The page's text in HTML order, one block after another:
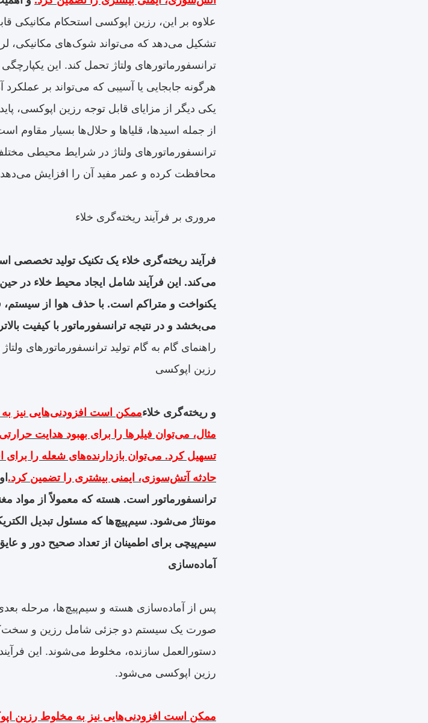
علاوه بر این، رزین اپوکسی استحکام مکانیکی
تشکیل می‌دهد که می‌تواند شوک‌های مکانیکی،
ترانسفورماتورهای ولتاژ تحمل کند. این
هرگونه جابجایی یا آسیبی که می‌تواند بر عملکرد
یکی دیگر از مزایای قابل توجه رزین اپوکسی،
از جمله اسیدها، قلیاها و حلال‌ها بسیار
ترانسفورماتورهای ولتاژ در شرایط محیطی
محافظت کرده و عمر مفید آن را افزایش
مروری بر فرآیند ریخته‌گری خلاء
فرآیند ریخته‌گری خلاء یک تکنیک تولید تخصصی
می‌کند. این فرآیند شامل ایجاد محیط خلاء در
یکنواخت و متراکم است. با حذف هوا از سیستم،
می‌بخشد و در نتیجه ترانسفورماتور با کیفیت
راهنمای گام به گام تولید ترانسفورماتورهای ولتاژ
رزین اپوکسی
و ریخته‌گری خلاءممکن است افزودنی‌هایی نیز
مثال، می‌توان فیلرها را برای بهبود هدایت
تسهیل کرد. می‌توان بازدارنده‌های شعله را
حادثه آتش‌سوزی، ایمنی بیشتری را تضمین کرد.
ترانسفورماتور است. هسته که معمولاً از
مونتاژ می‌شود. سیم‌پیچ‌ها که مسئول تبدیل
سیم‌پیچی برای اطمینان از تعداد صحیح دور و
آماده‌سازی
پس از آماده‌سازی هسته و سیم‌پیچ‌ها، مرحله
صورت یک سیستم دو جزئی شامل رزین و
دستورالعمل سازنده، مخلوط می‌شوند. این
رزین اپوکسی می‌شود.
ممکن است افزودنی‌هایی نیز به مخلوط رزین